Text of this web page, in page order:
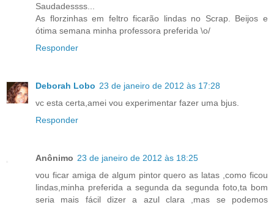
Saudadessss...
As florzinhas em feltro ficarão lindas no Scrap. Beijos e
ótima semana minha professora preferida \o/
Responder
Deborah Lobo 23 de janeiro de 2012 às 17:28
vc esta certa,amei vou experimentar fazer uma bjus.
Responder
Anônimo 23 de janeiro de 2012 às 18:25
vou ficar amiga de algum pintor quero as latas ,como ficou
lindas,minha preferida a segunda da segunda foto,ta bom
seria mais fácil dizer a azul clara ,mas se podemos